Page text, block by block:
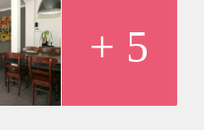
voor de nieuw
+ 5